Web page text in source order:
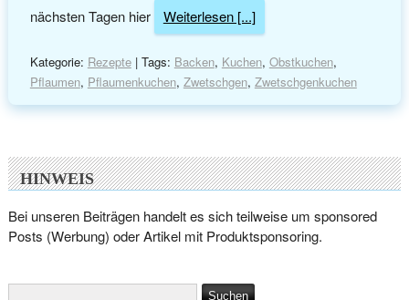
nächsten Tagen hier
Weiterlesen [...]
Kategorie: Rezepte| Tags: Backen, Kuchen, Obstkuchen,
Pflaumen, Pflaumenkuchen, Zwetschgen, Zwetschgenkuchen
HINWEIS
Bei unseren Beiträgen handelt es sich teilweise um sponsored
Posts (Werbung) oder Artikel mit Produktsponsoring.